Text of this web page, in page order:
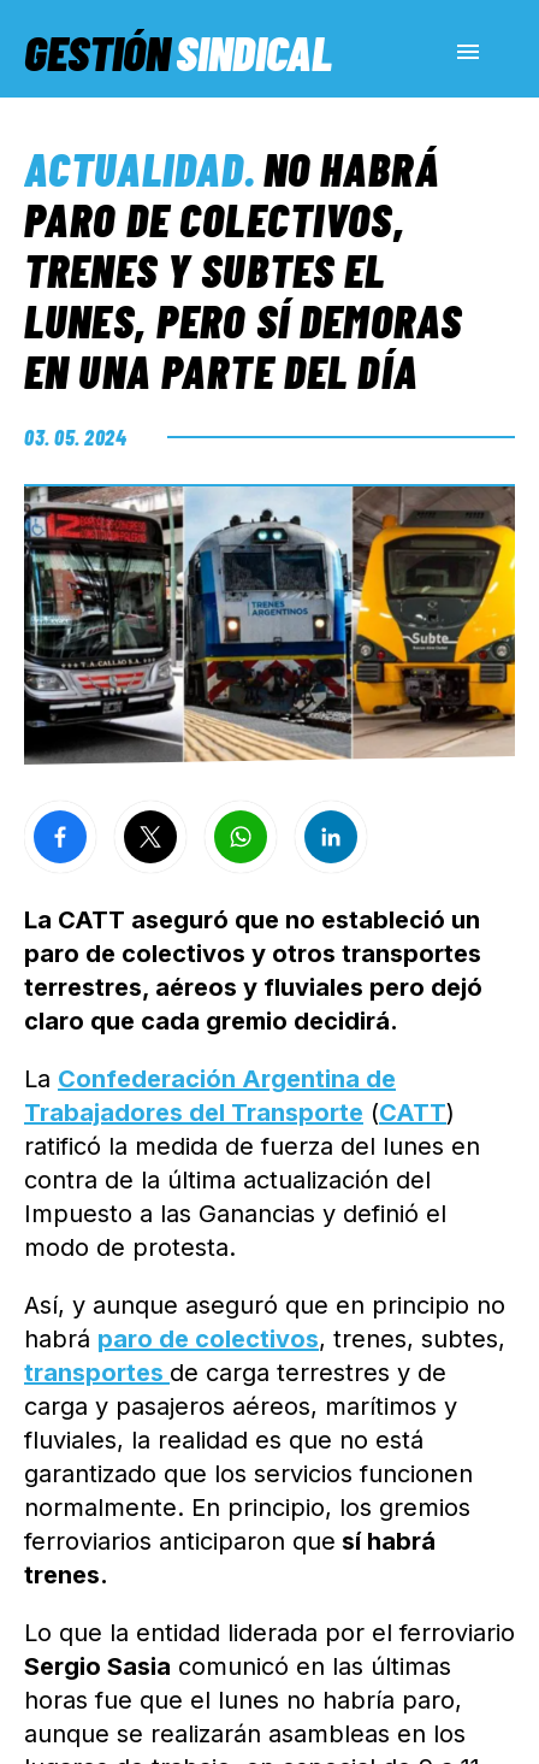
GESTIÓNSINDICAL
SERVICIOS SOCIALES
INFORMES ESPECIALES
FUERA DE MEGÁFONO
EL LADO «G»
ACTUALIDAD.NO HABRÁ
PARO DE COLECTIVOS,
TRENES Y SUBTES EL
LUNES, PERO SÍ DEMORAS
EN UNA PARTE DEL DÍA
03. 05. 2024
La CATT aseguró que no estableció un
paro de colectivos y otros transportes
terrestres, aéreos y fluviales pero dejó
claro que cada gremio decidirá.
La Confederación Argentina de
Trabajadores del Transporte (CATT)
ratificó la medida de fuerza del lunes en
contra de la última actualización del
Impuesto a las Ganancias y definió el
modo de protesta.
Así, y aunque aseguró que en principio no
habrá paro de colectivos, trenes, subtes,
transportes de carga terrestres y de
carga y pasajeros aéreos, marítimos y
fluviales, la realidad es que no está
garantizado que los servicios funcionen
normalmente. En principio, los gremios
ferroviarios anticiparon que sí habrá
trenes.
Lo que la entidad liderada por el ferroviario
Sergio Sasia comunicó en las últimas
horas fue que el lunes no habría paro,
aunque se realizarán asambleas en los